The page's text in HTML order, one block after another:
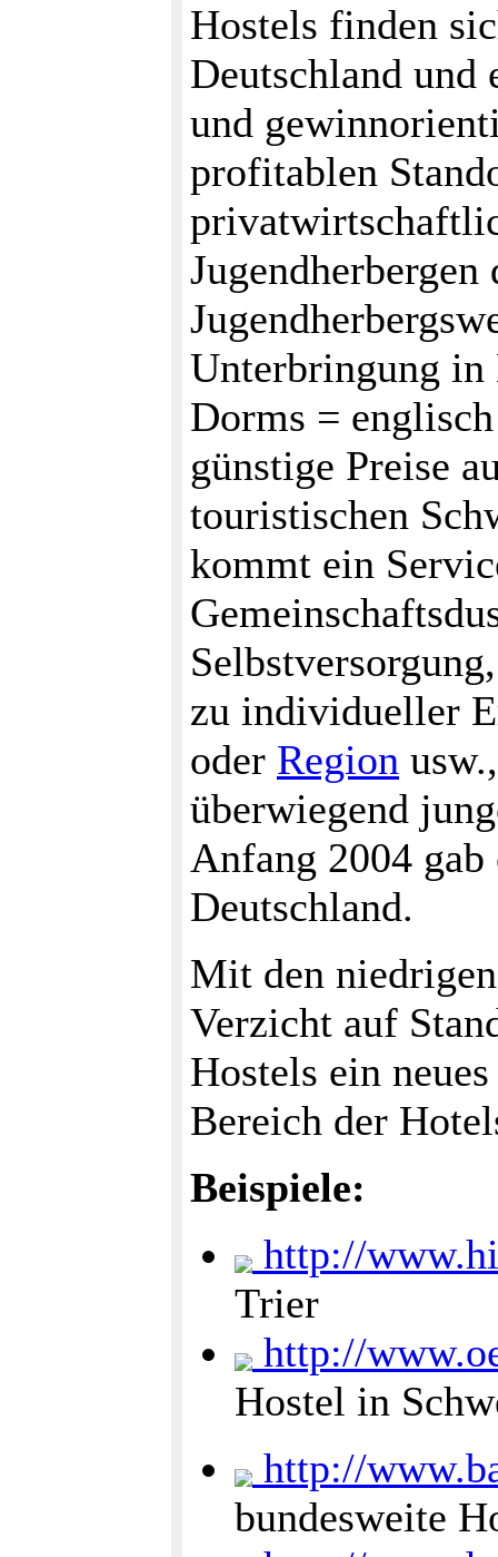
Hostels finden
Deutschland
und
profitablen
Unterbringung in
Dorms =
günstige Preise
touristischen
kommt ein
zu individueller
oder Region
überwiegend
Anfang 2004
Deutschland.
Mit den
Verzicht auf
Hostels ein
Bereich der
Beispiele:
http://
Trier
http://
Hostel in
http://
bundesweite